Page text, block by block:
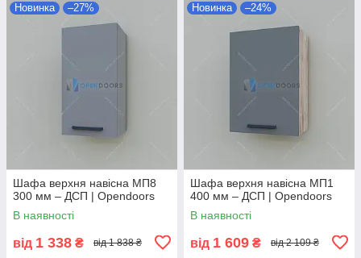
Новинка –27%
Шафа верхня навісна МП8
300 мм – ДСП | Opendoors
В наявності
від 1 338 ₴ від 1 838 ₴
Новинка –24%
Шафа верхня навісна МП1
400 мм – ДСП | Opendoors
В наявності
від 1 609 ₴ від 2 109 ₴